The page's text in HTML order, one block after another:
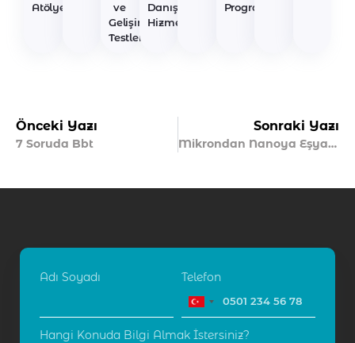
Atölyeleri
ve
Gelişim
Testleri
Danışmanlık
Hizmetleri
Programları
Önceki Yazı
7 Soruda Bbt
Sonraki Yazı
Mikrondan Nanoya Eşyanın Tabiatı
Adı Soyadı Telefon
Hangi Konuda Bilgi Almak İstersiniz?